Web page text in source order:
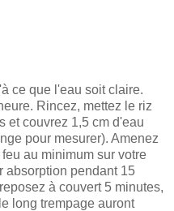
ce que l'eau soit claire.
Rincez, mettez le riz
et couvrez 1,5 cm d'eau
pour mesurer). Amenez
au minimum sur votre
absorption pendant 15
à couvert 5 minutes,
long trempage auront